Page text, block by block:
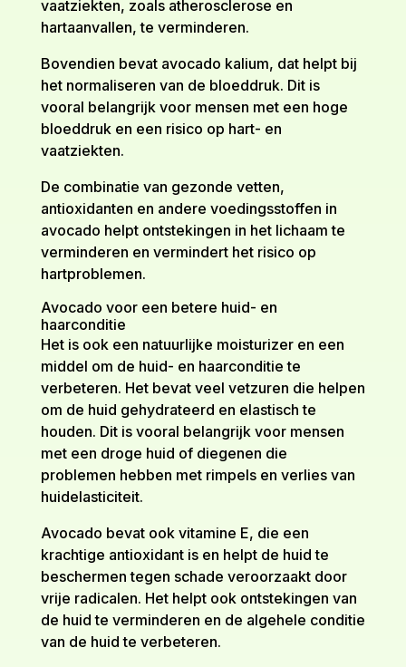
vaatziekten, zoals atherosclerose en
hartaanvallen, te verminderen.
Bovendien bevat avocado kalium, dat helpt bij
het normaliseren van de bloeddruk. Dit is
vooral belangrijk voor mensen met een hoge
bloeddruk en een risico op hart- en
vaatziekten.
De combinatie van gezonde vetten,
antioxidanten en andere voedingsstoffen in
avocado helpt ontstekingen in het lichaam te
verminderen en vermindert het risico op
hartproblemen.
Avocado voor een betere huid- en
haarconditie
Het is ook een natuurlijke moisturizer en een
middel om de huid- en haarconditie te
verbeteren. Het bevat veel vetzuren die helpen
om de huid gehydrateerd en elastisch te
houden. Dit is vooral belangrijk voor mensen
met een droge huid of diegenen die
problemen hebben met rimpels en verlies van
huidelasticiteit.
Avocado bevat ook vitamine E, die een
krachtige antioxidant is en helpt de huid te
beschermen tegen schade veroorzaakt door
vrije radicalen. Het helpt ook ontstekingen van
de huid te verminderen en de algehele conditie
van de huid te verbeteren.